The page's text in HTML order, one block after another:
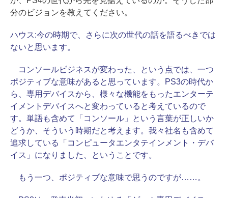
分のビジョンを教えてください。
ハウス:今の時期で、さらに次の世代の話を語るべきでは
ないと思います。
コンソールビジネスが変わった、という点では、一つ
ポジティブな意味があると思っています。PS3の時代か
ら、専用デバイスから、様々な機能をもったエンターテ
イメントデバイスへと変わっていると考えているので
す。単語も含めて「コンソール」という言葉が正しいか
どうか、そういう時期だと考えます。我々社名も含めて
追求している「コンピュータエンタテインメント・デバ
イス」になりました、ということです。
もう一つ、ポジティブな意味で思うのですが……。